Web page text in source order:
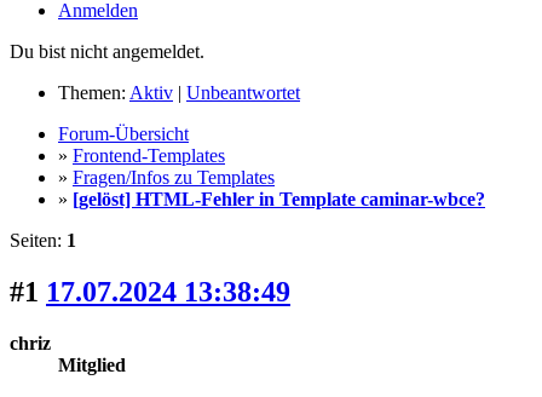
Anmelden
Du bist nicht angemeldet.
Themen: Aktiv | Unbeantwortet
Forum-Übersicht
» Frontend-Templates
» Fragen/Infos zu Templates
» [gelöst] HTML-Fehler in Template caminar-wbce?
Seiten: 1
#1 17.07.2024 13:38:49
chriz
Mitglied